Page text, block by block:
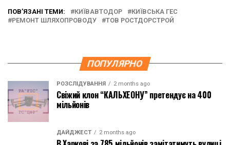
ПОВ’ЯЗАНІ ТЕМИ: КИЇВАВТОДОР
КИЇВСЬКА ГЕС
РЕМОНТ ШЛЯХОПРОВОДУ
ТОВ РОСТДОРСТРОЙ
ПОПУЛЯРНО
РОЗСЛІДУВАННЯ 2 months ago
Свіжий клон “КАЛЬХЕОНУ” претендує на 400
мільйонів
ДАЙДЖЕСТ 2 months ago